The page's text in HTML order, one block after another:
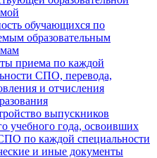
обучающихся по
образовательным
приема по каждой
СПО, перевода,
и отчисления
выпускников
учебного года, освоивших
по каждой специальности
и иные документы